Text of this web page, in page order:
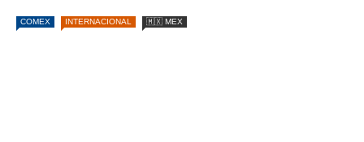
COMEX INTERNACIONAL 🇲🇽 MEX